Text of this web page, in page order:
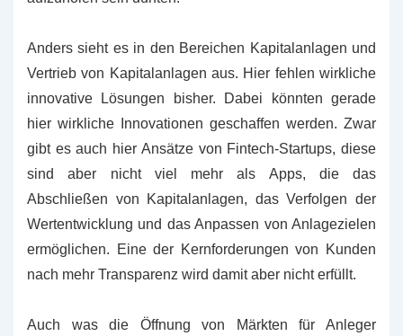
Anders sieht es in den Bereichen Kapitalanlagen und
Vertrieb von Kapitalanlagen aus. Hier fehlen wirkliche
innovative Lösungen bisher. Dabei könnten gerade
hier wirkliche Innovationen geschaffen werden. Zwar
gibt es auch hier Ansätze von Fintech-Startups, diese
sind aber nicht viel mehr als Apps, die das
Abschließen von Kapitalanlagen, das Verfolgen der
Wertentwicklung und das Anpassen von Anlagezielen
ermöglichen. Eine der Kernforderungen von Kunden
nach mehr Transparenz wird damit aber nicht erfüllt.
Auch was die Öffnung von Märkten für Anleger